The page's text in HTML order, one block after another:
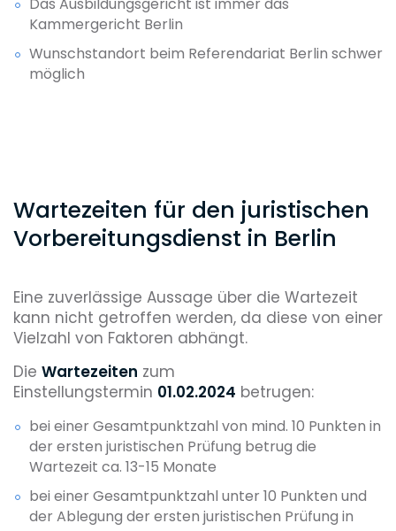
Kammergericht Berlin
Wunschstandort beim Referendariat Berlin schwer
möglich
Wartezeiten für den juristischen
Vorbereitungsdienst in Berlin
Eine zuverlässige Aussage über die Wartezeit
kann nicht getroffen werden, da diese von einer
Vielzahl von Faktoren abhängt.
Die Wartezeiten zum
Einstellungstermin 01.02.2024 betrugen:
bei einer Gesamtpunktzahl von mind. 10 Punkten in
der ersten juristischen Prüfung betrug die
Wartezeit ca. 13-15 Monate
bei einer Gesamtpunktzahl unter 10 Punkten und
der Ablegung der ersten juristischen Prüfung in